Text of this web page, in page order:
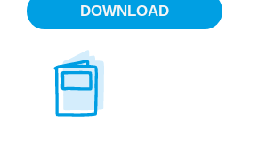
DOWNLOAD